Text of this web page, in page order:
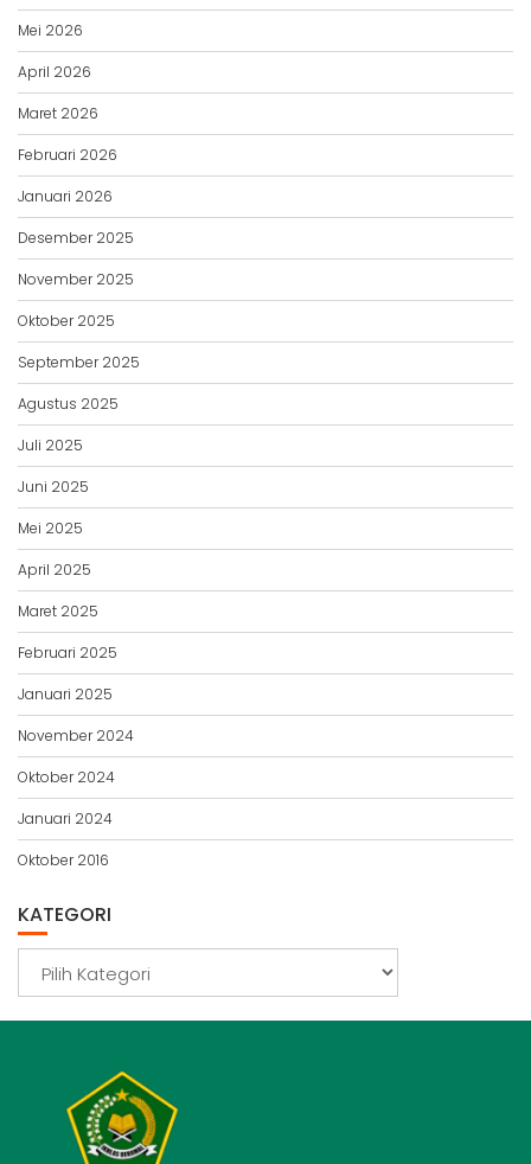
Mei 2026
April 2026
Maret 2026
Februari 2026
Januari 2026
Desember 2025
November 2025
Oktober 2025
September 2025
Agustus 2025
Juli 2025
Juni 2025
Mei 2025
April 2025
Maret 2025
Februari 2025
Januari 2025
November 2024
Oktober 2024
Januari 2024
Oktober 2016
KATEGORI